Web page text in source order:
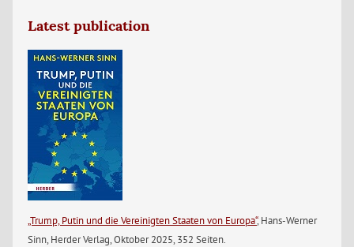
Latest publication
„Trump, Putin und die Vereinigten Staaten von Europa“, Hans-Werner
Sinn, Herder Verlag, Oktober 2025, 352 Seiten.